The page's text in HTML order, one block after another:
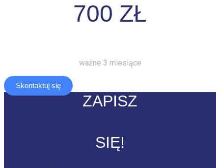
700 ZŁ
ważne 3 miesiące
Skontaktuj się
ZAPISZ
SIĘ!